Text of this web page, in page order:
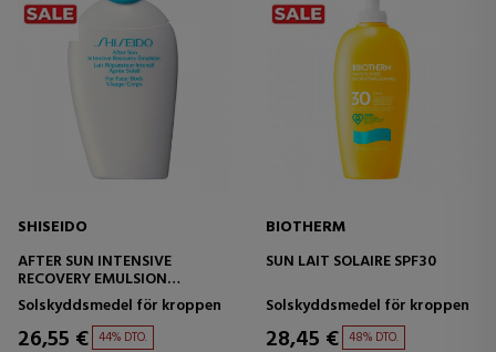
SHISEIDO
AFTER SUN INTENSIVE
RECOVERY EMULSION
(FACE/BODY)
Solskyddsmedel för kroppen
26,55 € 44% DTO.
BIOTHERM
SUN LAIT SOLAIRE SPF30
Solskyddsmedel för kroppen
28,45 € 48% DTO.